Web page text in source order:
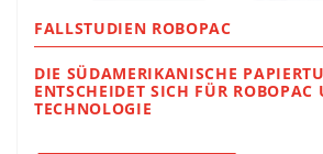
FALLSTUDIEN ROBOPAC
DIE SÜDAMERIKANISCHE
ENTSCHEIDET SICH FÜR ROBOPAC
TECHNOLOGIE